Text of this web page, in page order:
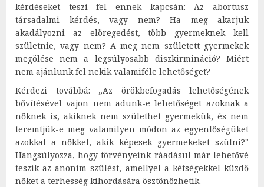
kérdéseket teszi fel ennek kapcsán: Az abortusz
társadalmi kérdés, vagy nem? Ha meg akarjuk
akadályozni az elöregedést, több gyermeknek kell
születnie, vagy nem? A meg nem született gyermekek
megölése nem a legsúlyosabb diszkirmináció? Miért
nem ajánlunk fel nekik valamiféle lehetőséget?
Kérdezi továbbá: „Az örökbefogadás lehetőségének
bővítésével vajon nem adunk-e lehetőséget azoknak a
nőknek is, akiknek nem születhet gyermekük, és nem
teremtjük-e meg valamilyen módon az egyenlőségüket
azokkal a nőkkel, akik képesek gyermekeket szülni?"
Hangsúlyozza, hogy törvényeink ráadásul már lehetővé
teszik az anonim szülést, amellyel a kétségekkel küzdő
nőket a terhesség kihordására ösztönözhetik.